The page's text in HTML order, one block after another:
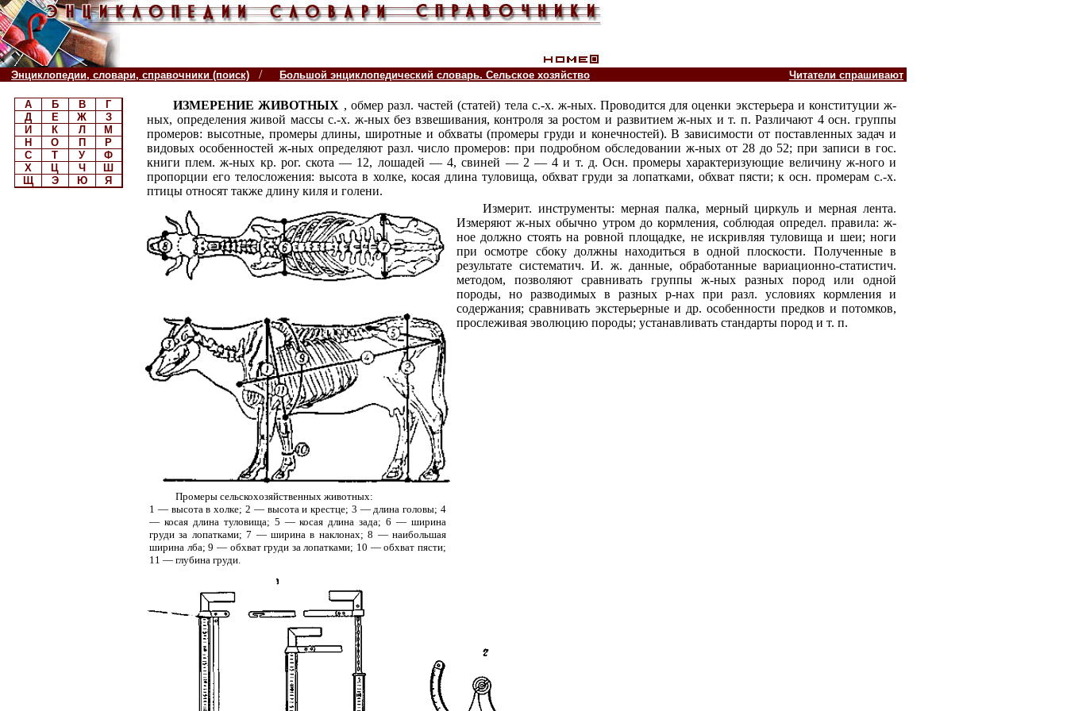
Энциклопедии, словари, справочники (поиск) / Большой энциклопедический словарь. Сельское хозяйство Читатели спрашивают
А Б В
Г
Д
Е Ж
З
И
К Л
М
Н
О П
Р
С
Т У
Ф
Х
Ц Ч
Ш
Щ
Э Ю Я
ИЗМЕРЕНИЕ ЖИВОТНЫХ , обмер разл. частей (статей) тела с.-х. ж-ных. Проводится для оценки экстерьера и конституции ж-
ных, определения живой массы с.-х. ж-ных без взвешивания, контроля за ростом и развитием ж-ных и т. п. Различают 4 осн. группы
промеров: высотные, промеры длины, широтные и обхваты (промеры груди и конечностей). В зависимости от поставленных задач и
видовых особенностей ж-ных определяют разл. число промеров: при подробном обследовании ж-ных от 28 до 52; при записи в гос.
книги плем. ж-ных кр. рог. скота — 12, лошадей — 4, свиней — 2 — 4 и т. д. Осн. промеры характеризующие величину ж-ного и
пропорции его телосложения: высота в холке, косая длина туловища, обхват груди за лопатками, обхват пясти; к осн. промерам с.-х.
птицы относят также длину киля и голени.
Промеры сельскохозяйственных животных:
1 — высота в холке; 2 — высота и крестце; 3 — длина головы; 4
— косая длина туловища; 5 — косая длина зада; 6 — ширина
груди за лопатками; 7 — ширина в наклонах; 8 — наибольшая
ширина лба; 9 — обхват груди за лопатками; 10 — обхват пясти;
11 — глубина груди.
Измерит. инструменты: мерная палка, мерный циркуль и мерная лента.
Измеряют ж-ных обычно утром до кормления, соблюдая определ. правила: ж-
ное должно стоять на ровной площадке, не искривляя туловища и шеи; ноги
при осмотре сбоку должны находиться в одной плоскости. Полученные в
результате систематич. И. ж. данные, обработанные вариационно-статистич.
методом, позволяют сравнивать группы ж-ных разных пород или одной
породы, но разводимых в разных р-нах при разл. условиях кормления и
содержания; сравнивать экстерьерные и др. особенности предков и потомков,
прослеживая эволюцию породы; устанавливать стандарты пород и т. п.